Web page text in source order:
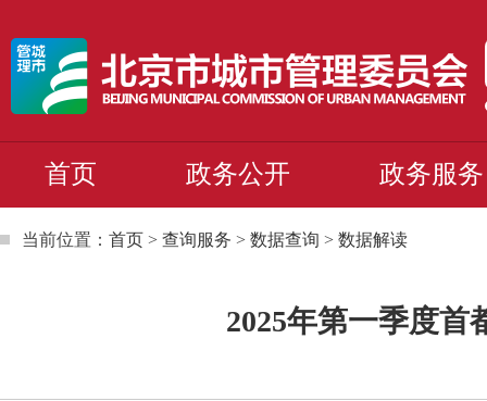
首页 政务公开 政务服务
当前位置： 首页 > 查询服务 > 数据查询 > 数据解读
2025年第一季度